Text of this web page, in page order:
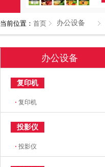
当前位置： 首页 办公设备
办公设备
复印机
·复印机
投影仪
·投影仪